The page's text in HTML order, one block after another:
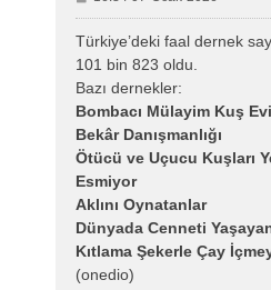
e
s
a
Türkiye’deki faal dernek
101 bin 823 oldu.
Bazı dernekler:
Bombacı Mülayim Kuş Evi
Bekâr Danışmanlığı
Ötücü ve Uçucu Kuşları
Esmiyor
Aklını Oynatanlar
Dünyada Cenneti
Kıtlama Şekerle Çay
(onedio)